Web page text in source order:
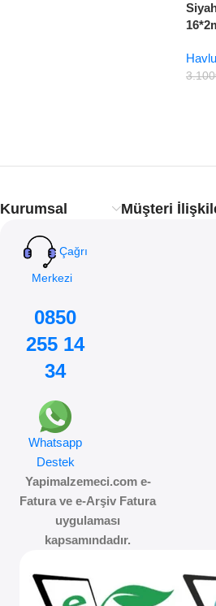
3.100
Kurumsal Müşteri
Çağrı
Merkezi
0850
255 14
34
Whatsapp
Destek
Yapimalzemeci.com e-
Fatura ve e-Arşiv Fatura
uygulaması
kapsamındadır.